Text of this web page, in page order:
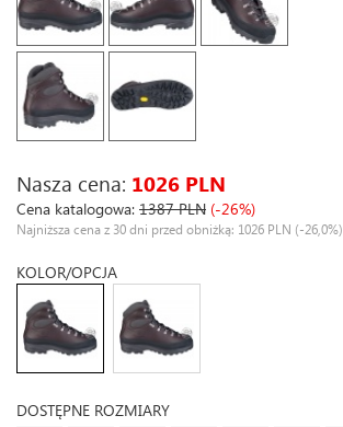
Nasza cena: 1026 PLN
Cena katalogowa: 1387 PLN (-26%)
Najniższa cena z 30 dni przed obniżką: 1026 PLN (-26,0%)
KOLOR/OPCJA
DOSTĘPNE ROZMIARY